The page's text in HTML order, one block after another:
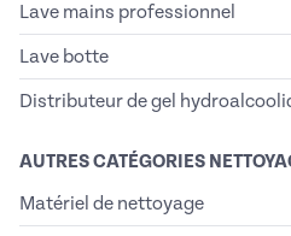
Lave mains professionnel
Lave botte
Distributeur de gel
AUTRES CATÉGORIES
Matériel de nettoyage